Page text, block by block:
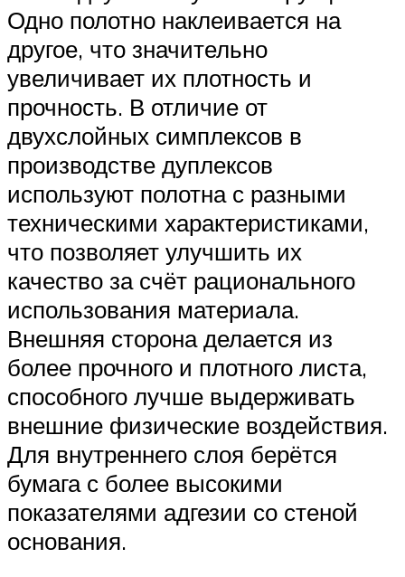
Одно полотно наклеивается на
другое, что значительно
увеличивает их плотность и
прочность. В отличие от
двухслойных симплексов в
производстве дуплексов
используют полотна с разными
техническими характеристиками,
что позволяет улучшить их
качество за счёт рационального
использования материала.
Внешняя сторона делается из
более прочного и плотного листа,
способного лучше выдерживать
внешние физические воздействия.
Для внутреннего слоя берётся
бумага с более высокими
показателями адгезии со стеной
основания.